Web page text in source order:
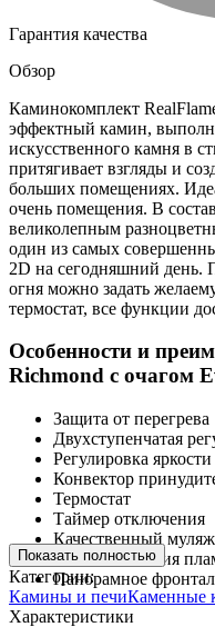
Гарантия качества
Обзор
Каминокомплект
эффектный камин,
искусственного камня в
притягивает взгляды и
больших помещениях.
очень помещения. В
великолепным
один из самых
2D на сегодняшний день.
огня можно задать
термостат, все функции
Особенности и
Richmond с очагом
Защита от перегрева
Двухступенчатая
Регулировка
Конвектор
Термостат
Таймер отключения
Качественный
LED технология
Панорамное
Показать полностью
Категории:
Камины и печиКаменные
Характеристики